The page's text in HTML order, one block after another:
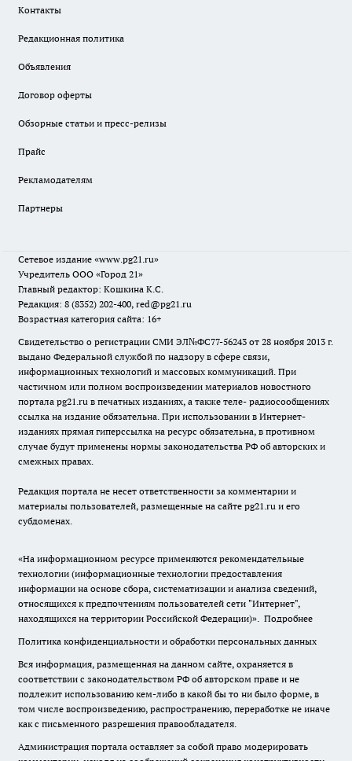
Контакты
Редакционная политика
Объявления
Договор оферты
Обзорные статьи и пресс-релизы
Прайс
Рекламодателям
Партнеры
Сетевое издание «www.pg21.ru»
Учредитель ООО «Город 21»
Главный редактор: Кошкина К.С.
Редакция: 8 (8352) 202-400, red@pg21.ru
Возрастная категория сайта: 16+
Свидетельство о регистрации СМИ ЭЛ№ФС77-56243 от 28 ноября 2013 г.
выдано Федеральной службой по надзору в сфере связи,
информационных технологий и массовых коммуникаций. При
частичном или полном воспроизведении материалов новостного
портала pg21.ru в печатных изданиях, а также теле- радиосообщениях
ссылка на издание обязательна. При использовании в Интернет-
изданиях прямая гиперссылка на ресурс обязательна, в противном
случае будут применены нормы законодательства РФ об авторских и
смежных правах.
Редакция портала не несет ответственности за комментарии и
материалы пользователей, размещенные на сайте pg21.ru и его
субдоменах.
«На информационном ресурсе применяются рекомендательные
технологии (информационные технологии предоставления
информации на основе сбора, систематизации и анализа сведений,
относящихся к предпочтениям пользователей сети "Интернет",
находящихся на территории Российской Федерации)». Подробнее
Политика конфиденциальности и обработки персональных данных
Вся информация, размещенная на данном сайте, охраняется в
соответствии с законодательством РФ об авторском праве и не
подлежит использованию кем-либо в какой бы то ни было форме, в
том числе воспроизведению, распространению, переработке не иначе
как с письменного разрешения правообладателя.
Администрация портала оставляет за собой право модерировать